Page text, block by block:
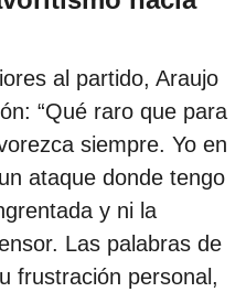
al partido, Araujo
“Qué raro que para
siempre. Yo en
ataque donde tengo
y ni la
Las palabras de
frustración personal,